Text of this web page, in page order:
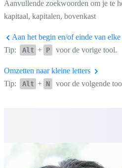
Aanvullende zoekwoorden om je te
kapitaal, kapitalen, bovenkast
Aan het begin en/of einde van
Tip:
Alt + P voor de vorige tool.
Omzetten naar kleine letters
Tip:
Alt + N voor de volgende